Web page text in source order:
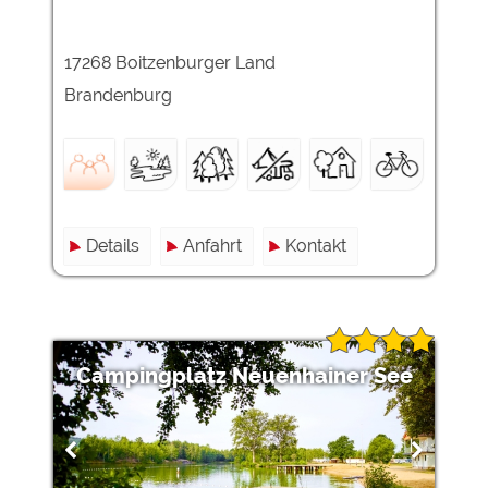
17268 Boitzenburger Land
Brandenburg
Details Anfahrt Kontakt
Campingplatz Neuenhainer See